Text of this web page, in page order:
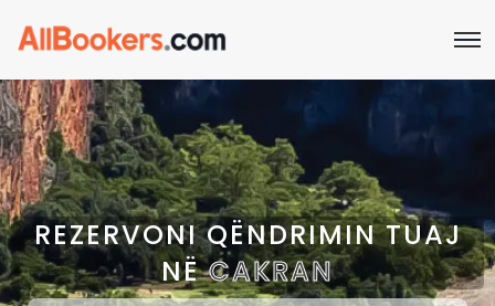
REZERVONI QËNDRIMIN TUAJ
NËCAKRAN